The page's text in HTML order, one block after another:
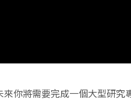
你將需要完成一個大型研究